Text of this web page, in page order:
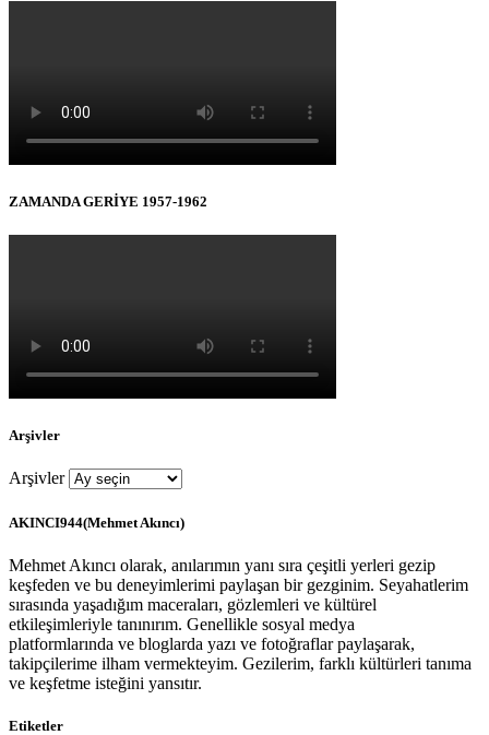
ZAMANDA GERİYE 1957-1962
Arşivler
Arşivler
AKINCI944(Mehmet Akıncı)
Mehmet Akıncı olarak, anılarımın yanı sıra çeşitli yerleri gezip
keşfeden ve bu deneyimlerimi paylaşan bir gezginim. Seyahatlerim
sırasında yaşadığım maceraları, gözlemleri ve kültürel
etkileşimleriyle tanınırım. Genellikle sosyal medya
platformlarında ve bloglarda yazı ve fotoğraflar paylaşarak,
takipçilerime ilham vermekteyim. Gezilerim, farklı kültürleri tanıma
ve keşfetme isteğini yansıtır.
Etiketler